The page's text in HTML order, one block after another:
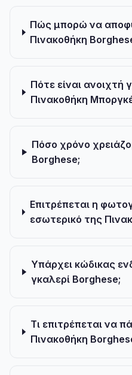
Πώς μπορώ να
Πινακοθήκη
Πότε είναι ανοιχτή
Πινακοθήκη
Πόσο χρόνο
Borghese;
Επιτρέπεται η
εσωτερικό της
Υπάρχει κώδικας
γκαλερί Borghese;
Τι επιτρέπεται να
Πινακοθήκη